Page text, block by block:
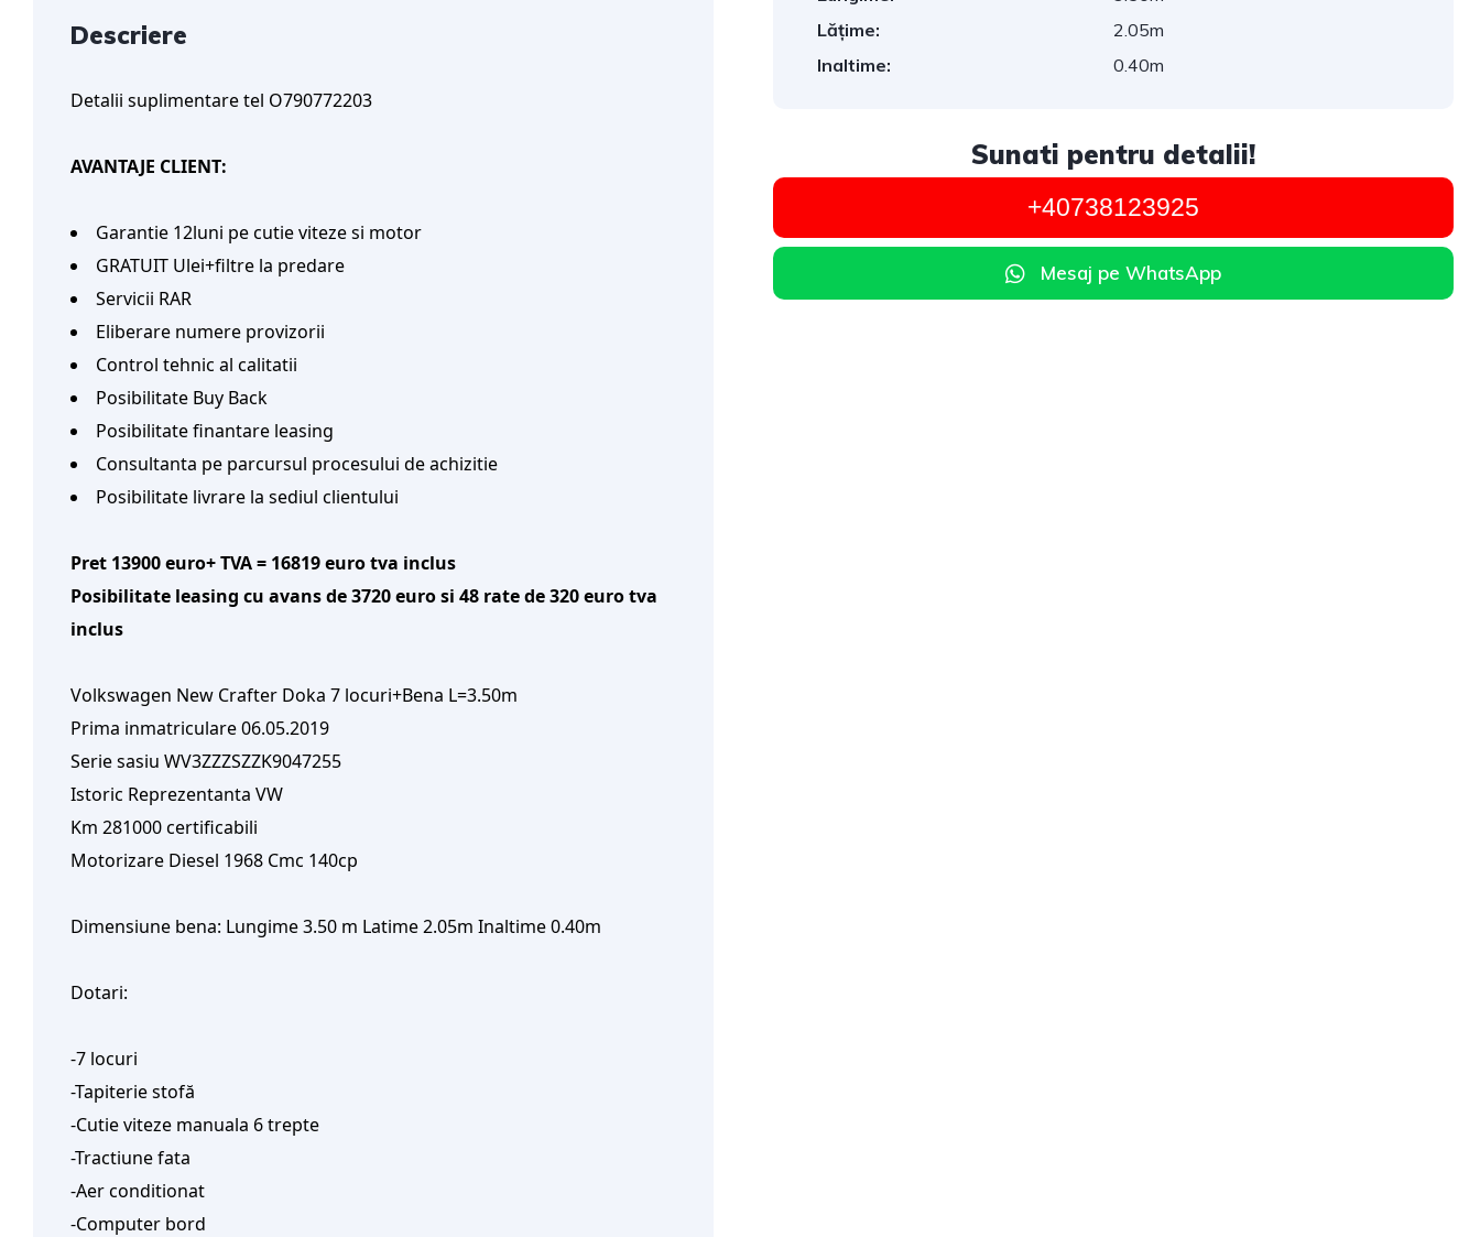
Descriere
Detalii suplimentare tel O790772203
AVANTAJE CLIENT:
Garantie 12luni pe cutie viteze si motor
GRATUIT Ulei+filtre la predare
Servicii RAR
Eliberare numere provizorii
Control tehnic al calitatii
Posibilitate Buy Back
Posibilitate finantare leasing
Consultanta pe parcursul procesului de achizitie
Posibilitate livrare la sediul clientului
Pret 13900 euro+ TVA = 16819 euro tva inclus
Posibilitate leasing cu avans de 3720 euro si 48 rate de 320 euro tva
inclus
Volkswagen New Crafter Doka 7 locuri+Bena L=3.50m
Prima inmatriculare 06.05.2019
Serie sasiu WV3ZZZSZZK9047255
Istoric Reprezentanta VW
Km 281000 certificabili
Motorizare Diesel 1968 Cmc 140cp
Dimensiune bena: Lungime 3.50 m Latime 2.05m Inaltime 0.40m
Dotari:
-7 locuri
-Tapiterie stofă
-Cutie viteze manuala 6 trepte
-Tractiune fata
-Aer conditionat
-Computer bord
Lățime:
2.05m
Inaltime:
0.40m
Sunati pentru detalii!
+40738123925
Mesaj pe WhatsApp